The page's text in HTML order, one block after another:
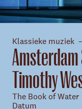
Klassieke muziek
Timothy
The Book of Water
Datum